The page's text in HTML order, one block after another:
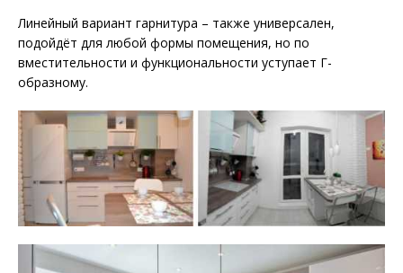
Линейный вариант гарнитура – также универсален,
подойдёт для любой формы помещения, но по
вместительности и функциональности уступает Г-
образному.